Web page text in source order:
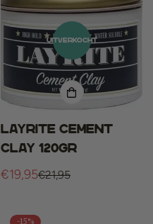
UITVERKOCHT
Layrite cement
clay 120gr
Verkoopprijs
€19,95
Normale€21,95
-15%